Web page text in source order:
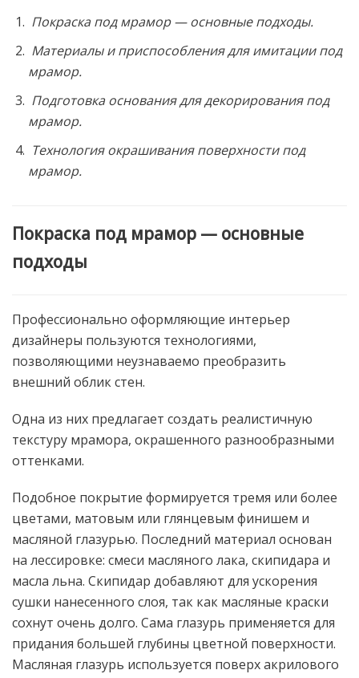
Покраска под мрамор — основные подходы.
Материалы и приспособления для имитации под
мрамор.
Подготовка основания для декорирования под
мрамор.
Технология окрашивания поверхности под
мрамор.
Покраска под мрамор — основные
подходы
Профессионально оформляющие интерьер
дизайнеры пользуются технологиями,
позволяющими неузнаваемо преобразить
внешний облик стен.
Одна из них предлагает создать реалистичную
текстуру мрамора, окрашенного разнообразными
оттенками.
Подобное покрытие формируется тремя или более
цветами, матовым или глянцевым финишем и
масляной глазурью. Последний материал основан
на лессировке: смеси масляного лака, скипидара и
масла льна. Скипидар добавляют для ускорения
сушки нанесенного слоя, так как масляные краски
сохнут очень долго. Сама глазурь применяется для
придания большей глубины цветной поверхности.
Масляная глазурь используется поверх акрилового